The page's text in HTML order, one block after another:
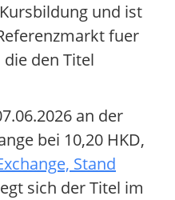
und ist
fuer
den Titel
an der
bei 10,20 HKD,
Stand
sich der Titel im